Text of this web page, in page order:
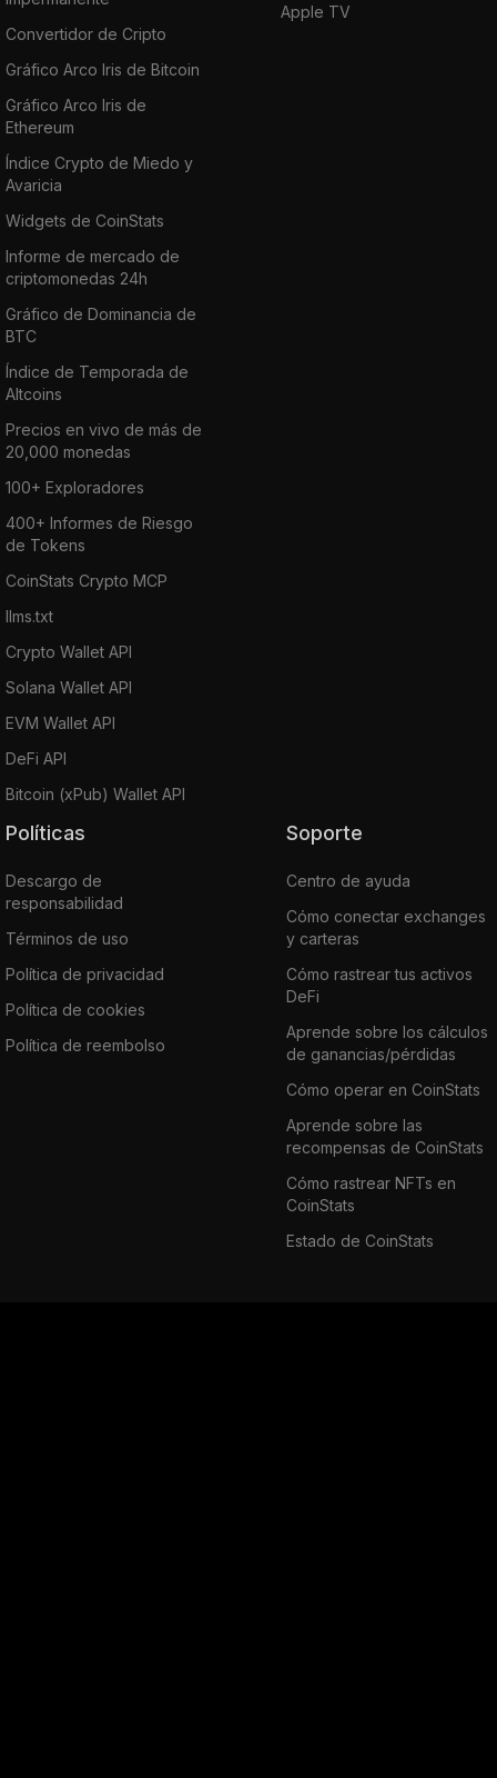
Convertidor de Cripto
Gráfico Arco Iris de Bitcoin
Gráfico Arco Iris de
Ethereum
Índice Crypto de Miedo y
Avaricia
Widgets de CoinStats
Informe de mercado de
criptomonedas 24h
Gráfico de Dominancia de
BTC
Índice de Temporada de
Altcoins
Precios en vivo de más de
20,000 monedas
100+ Exploradores
400+ Informes de Riesgo
de Tokens
CoinStats Crypto MCP
llms.txt
Crypto Wallet API
Solana Wallet API
EVM Wallet API
DeFi API
Bitcoin (xPub) Wallet API
Apple TV
Políticas
Descargo de
responsabilidad
Términos de uso
Política de privacidad
Política de cookies
Política de reembolso
Soporte
Centro de ayuda
Cómo conectar exchanges
y carteras
Cómo rastrear tus activos
DeFi
Aprende sobre los cálculos
de ganancias/pérdidas
Cómo operar en CoinStats
Aprende sobre las
recompensas de CoinStats
Cómo rastrear NFTs en
CoinStats
Estado de CoinStats